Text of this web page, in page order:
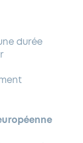
durée